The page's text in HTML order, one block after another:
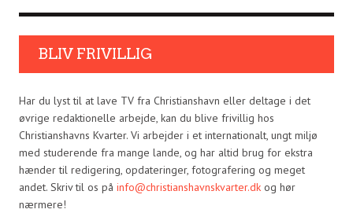
BLIV FRIVILLIG
Har du lyst til at lave TV fra Christianshavn eller deltage i det
øvrige redaktionelle arbejde, kan du blive frivillig hos
Christianshavns Kvarter. Vi arbejder i et internationalt, ungt miljø
med studerende fra mange lande, og har altid brug for ekstra
hænder til redigering, opdateringer, fotografering og meget
andet. Skriv til os på info@christianshavnskvarter.dk og hør
nærmere!